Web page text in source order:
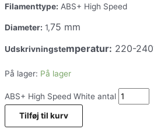
Filamenttype: ABS+ High Speed
Diameter: 1,75 mm
Udskrivningstemperatur: 220-
På lager: På lager
ABS+ High Speed White antal
Tilføj til kurv